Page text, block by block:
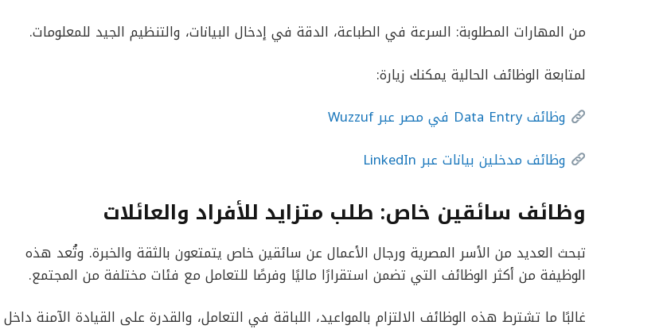
من المهارات المطلوبة: السرعة في الطباعة، الدقة في إدخال البيانات، والتنظيم الجيد للمعلومات.
لمتابعة الوظائف الحالية يمكنك زيارة:
وظائف Data Entry في مصر عبر Wuzzuf
وظائف مدخلين بيانات عبر LinkedIn
وظائف سائقين خاص: طلب متزايد للأفراد والعائلات
تبحث العديد من الأسر المصرية ورجال الأعمال عن سائقين خاص يتمتعون بالثقة والخبرة. وتُعد هذه
الوظيفة من أكثر الوظائف التي تضمن استقرارًا ماليًا وفرصًا للتعامل مع فئات مختلفة من المجتمع.
غالبًا ما تشترط هذه الوظائف الالتزام بالمواعيد، اللباقة في التعامل، والقدرة على القيادة الآمنة داخل